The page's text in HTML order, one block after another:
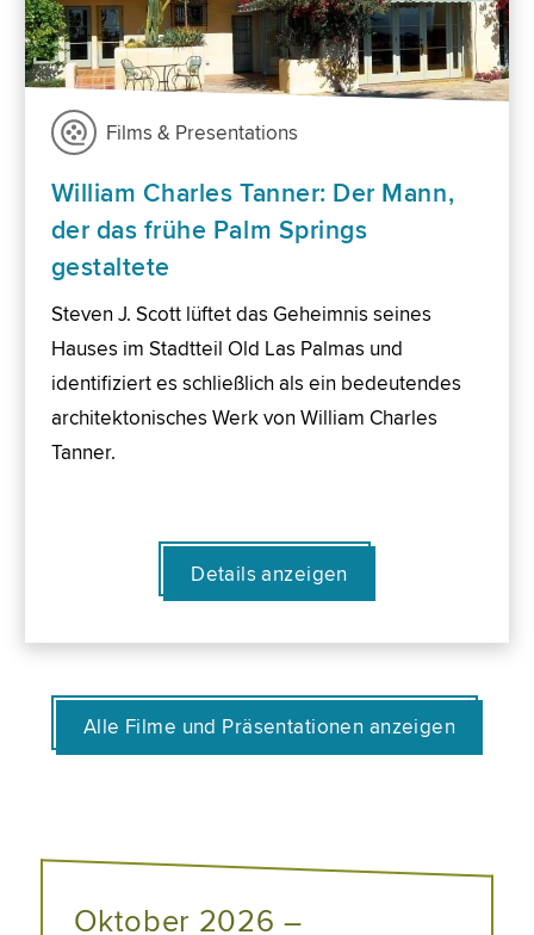
Films & Presentations
William Charles Tanner: Der Mann,
der das frühe Palm Springs
gestaltete
Steven J. Scott lüftet das Geheimnis seines
Hauses im Stadtteil Old Las Palmas und
identifiziert es schließlich als ein bedeutendes
architektonisches Werk von William Charles
Tanner.
Details anzeigen
Alle Filme und Präsentationen anzeigen
Oktober 2026 –